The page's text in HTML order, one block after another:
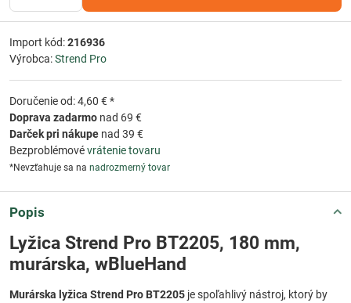
Import kód:216936
Výrobca:Strend Pro
Doručenie od: 4,60 € *
Doprava zadarmo nad 69 €
Darček pri nákupe nad 39 €
Bezproblémovévrátenie tovaru
*Nevzťahuje sa na nadrozmerný tovar
Popis
Lyžica Strend Pro BT2205, 180 mm,
murárska, wBlueHand
Murárska lyžica Strend Pro BT2205 je spoľahlivý nástroj, ktorý by